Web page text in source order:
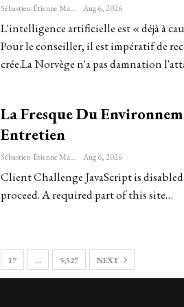
Sébastien-Étienne Marechal Aug 6, 2026
L'intelligence artificielle est « déjà à
Pour le conseiller, il est impératif de
crée.La Norvège n'a pas damnation
La Fresque Du
Entretien
Sébastien-Étienne Marechal Aug 6, 2026
Client Challenge JavaScript is
proceed. A required part of this site…
17 … 5,527 NEXT